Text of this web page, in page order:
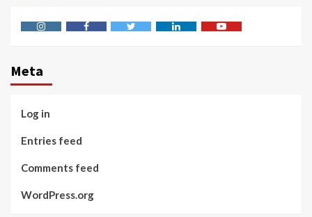
Meta
Log in
Entries feed
Comments feed
WordPress.org